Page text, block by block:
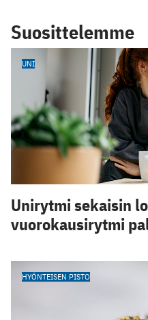
Suosittelemme
UNI
Unirytmi sekaisin
vuorokausirytmi
HYÖNTEISEN PISTO